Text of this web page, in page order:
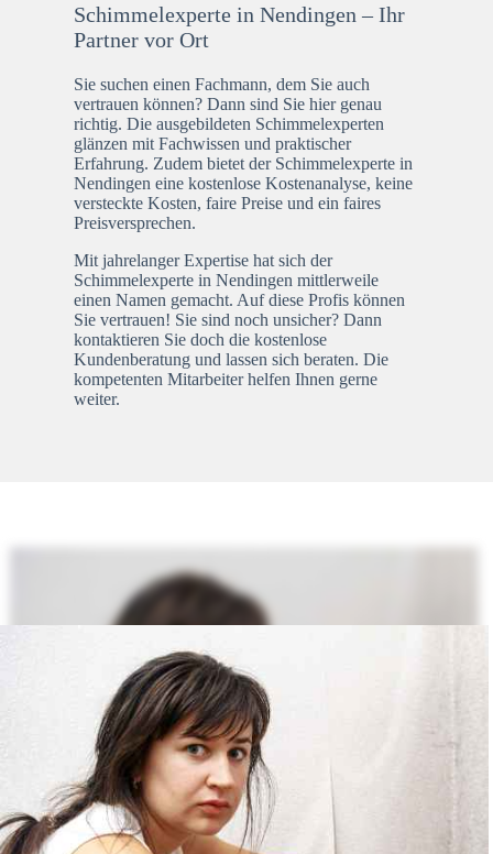
Schimmelexperte in Nendingen – Ihr
Partner vor Ort
Sie suchen einen Fachmann, dem Sie auch
vertrauen können? Dann sind Sie hier genau
richtig. Die ausgebildeten Schimmelexperten
glänzen mit Fachwissen und praktischer
Erfahrung. Zudem bietet der Schimmelexperte in
Nendingen eine kostenlose Kostenanalyse, keine
versteckte Kosten, faire Preise und ein faires
Preisversprechen.
Mit jahrelanger Expertise hat sich der
Schimmelexperte in Nendingen mittlerweile
einen Namen gemacht. Auf diese Profis können
Sie vertrauen! Sie sind noch unsicher? Dann
kontaktieren Sie doch die kostenlose
Kundenberatung und lassen sich beraten. Die
kompetenten Mitarbeiter helfen Ihnen gerne
weiter.